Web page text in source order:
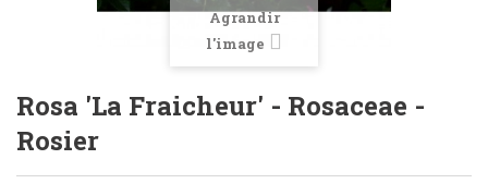
Agrandir
l'image
Rosa 'La Fraicheur' - Rosaceae -
Rosier